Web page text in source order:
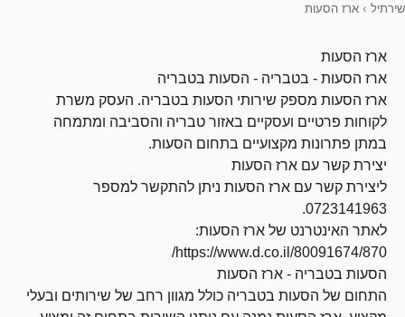
שירתיל › ארז הסעות
ארז הסעות
ארז הסעות - בטבריה - הסעות בטבריה
ארז הסעות מספק שירותי הסעות בטבריה. העסק משרת
לקוחות פרטיים ועסקיים באזור טבריה והסביבה ומתמחה
במתן פתרונות מקצועיים בתחום הסעות.
יצירת קשר עם ארז הסעות
ליצירת קשר עם ארז הסעות ניתן להתקשר למספר
0723141963.
לאתר האינטרנט של ארז הסעות:
https://www.d.co.il/80091674/870/
הסעות בטבריה - ארז הסעות
התחום של הסעות בטבריה כולל מגוון רחב של שירותים ובעלי